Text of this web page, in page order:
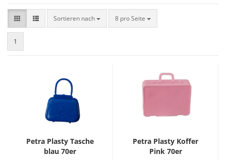
Sortieren nach 8 pro Seite
1
Petra Plasty Tasche
blau 70er
Petra Plasty Koffer
Pink 70er